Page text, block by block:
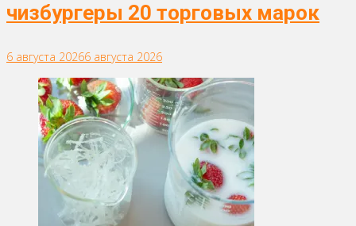
чизбургеры 20 торговых марок
6 августа 20266 августа 2026